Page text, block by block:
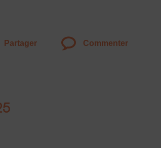
Partager Commenter